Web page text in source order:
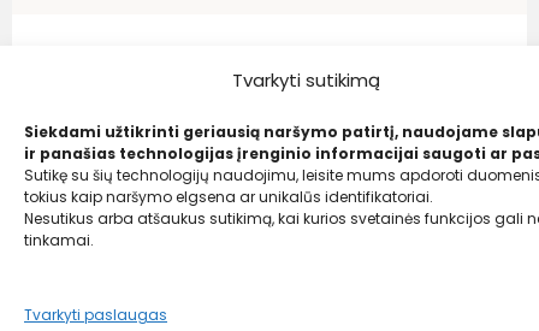
Tvarkyti sutikimą
Siekdami užtikrinti geriausią naršymo patirtį, naudojame
ir panašias technologijas įrenginio informacijai saugoti ar
Sutikę su šių technologijų naudojimu, leisite mums apdoroti
tokius kaip naršymo elgsena ar unikalūs identifikatoriai.
Nesutikus arba atšaukus sutikimą, kai kurios svetainės funkcijos gali
tinkamai.
Tvarkyti paslaugas
Alyvos lempa „Meira“, H 14 cm
175,00€
75,00 €